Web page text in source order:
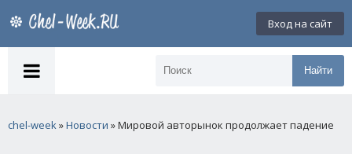
Вход на сайт
Найти
chel-week»Новости » Мировой авторынок продолжает падение